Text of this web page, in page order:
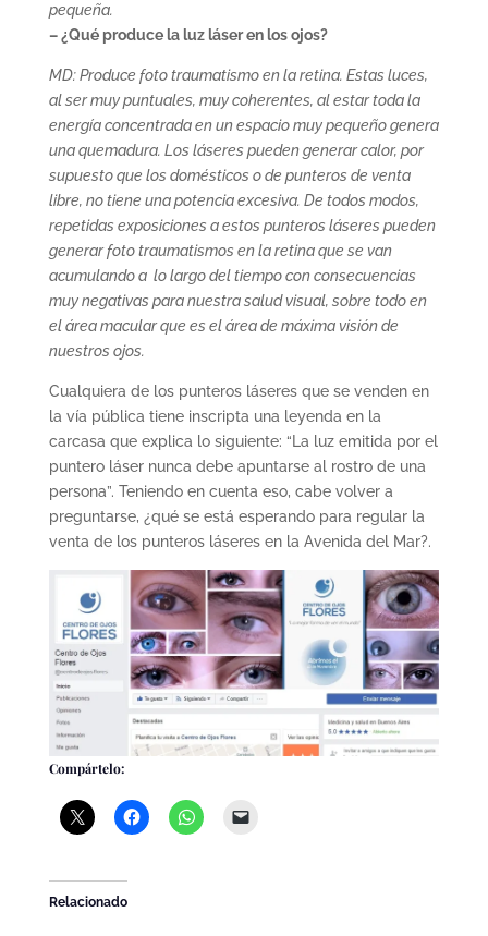
pequeña.
– ¿Qué produce la luz láser en los ojos?
MD: Produce foto traumatismo en la retina. Estas luces,
al ser muy puntuales, muy coherentes, al estar toda la
energía concentrada en un espacio muy pequeño genera
una quemadura. Los láseres pueden generar calor, por
supuesto que los domésticos o de punteros de venta
libre, no tiene una potencia excesiva. De todos modos,
repetidas exposiciones a estos punteros láseres pueden
generar foto traumatismos en la retina que se van
acumulando a lo largo del tiempo con consecuencias
muy negativas para nuestra salud visual, sobre todo en
el área macular que es el área de máxima visión de
nuestros ojos.
Cualquiera de los punteros láseres que se venden en
la vía pública tiene inscripta una leyenda en la
carcasa que explica lo siguiente: “La luz emitida por el
puntero láser nunca debe apuntarse al rostro de una
persona”. Teniendo en cuenta eso, cabe volver a
preguntarse, ¿qué se está esperando para regular la
venta de los punteros láseres en la Avenida del Mar?.
Compártelo:
Relacionado